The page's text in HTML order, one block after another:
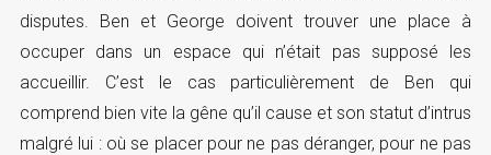
disputes. Ben et George doivent trouver une place à
occuper dans un espace qui n’était pas supposé les
accueillir. C’est le cas particulièrement de Ben qui
comprend bien vite la gêne qu’il cause et son statut d’intrus
malgré lui : où se placer pour ne pas déranger, pour ne pas